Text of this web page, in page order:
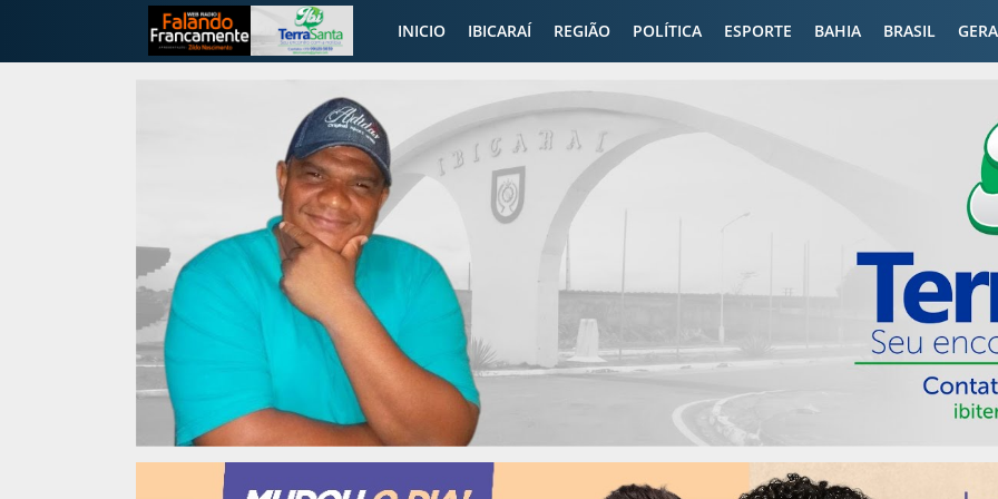
INICIO IBICARAÍ REGIÃO POLÍTICA ESPORTE BAHIA BRASIL